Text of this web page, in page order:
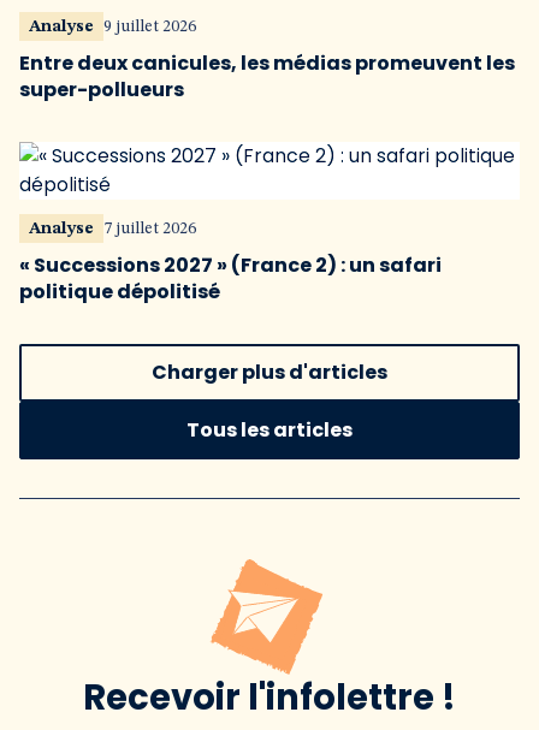
Analyse 9 juillet 2026
Entre deux canicules, les médias promeuvent les
super-pollueurs
Analyse 7 juillet 2026
« Successions 2027 » (France 2) : un safari
politique dépolitisé
Charger plus d'articles
Tous les articles
Recevoir l'infolettre !